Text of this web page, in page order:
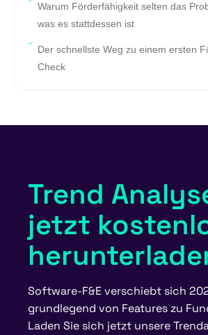
Warum Förderfähigkeit selten das
was es stattdessen ist
Der schnellste Weg zu einem ersten
Check
Trend
jetzt
Software-F&E verschiebt sich
grundlegend von Features zu
Laden Sie sich jetzt unsere